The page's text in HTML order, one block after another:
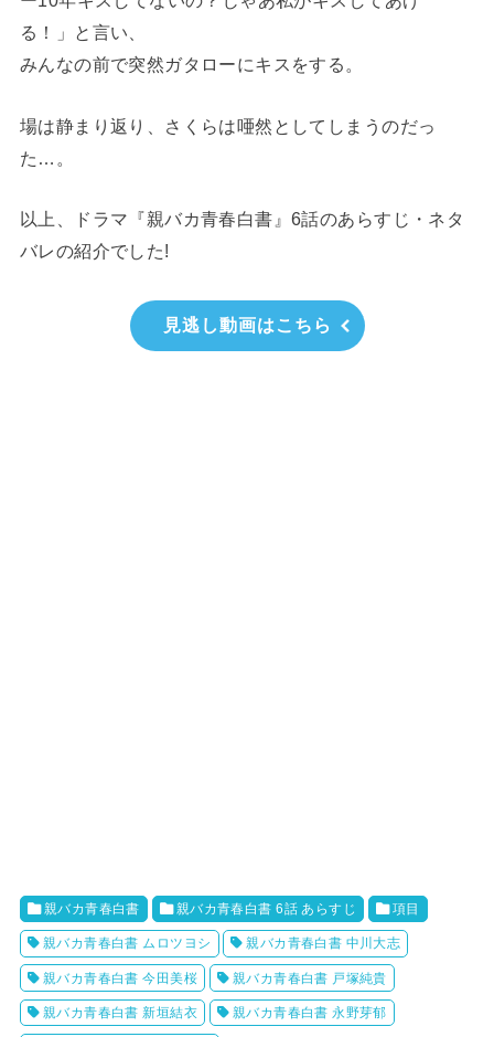
る！」と言い、
みんなの前で突然ガタローにキスをする。
場は静まり返り、さくらは唖然としてしまうのだっ
た…。
以上、ドラマ『親バカ青春白書』6話のあらすじ・ネタ
バレの紹介でした!
見逃し動画はこちら
親バカ青春白書 親バカ青春白書 6話 あらすじ 項目
親バカ青春白書 ムロツヨシ 親バカ青春白書 中川大志
親バカ青春白書 今田美桜 親バカ青春白書 戸塚純貴
親バカ青春白書 新垣結衣 親バカ青春白書 永野芽郁